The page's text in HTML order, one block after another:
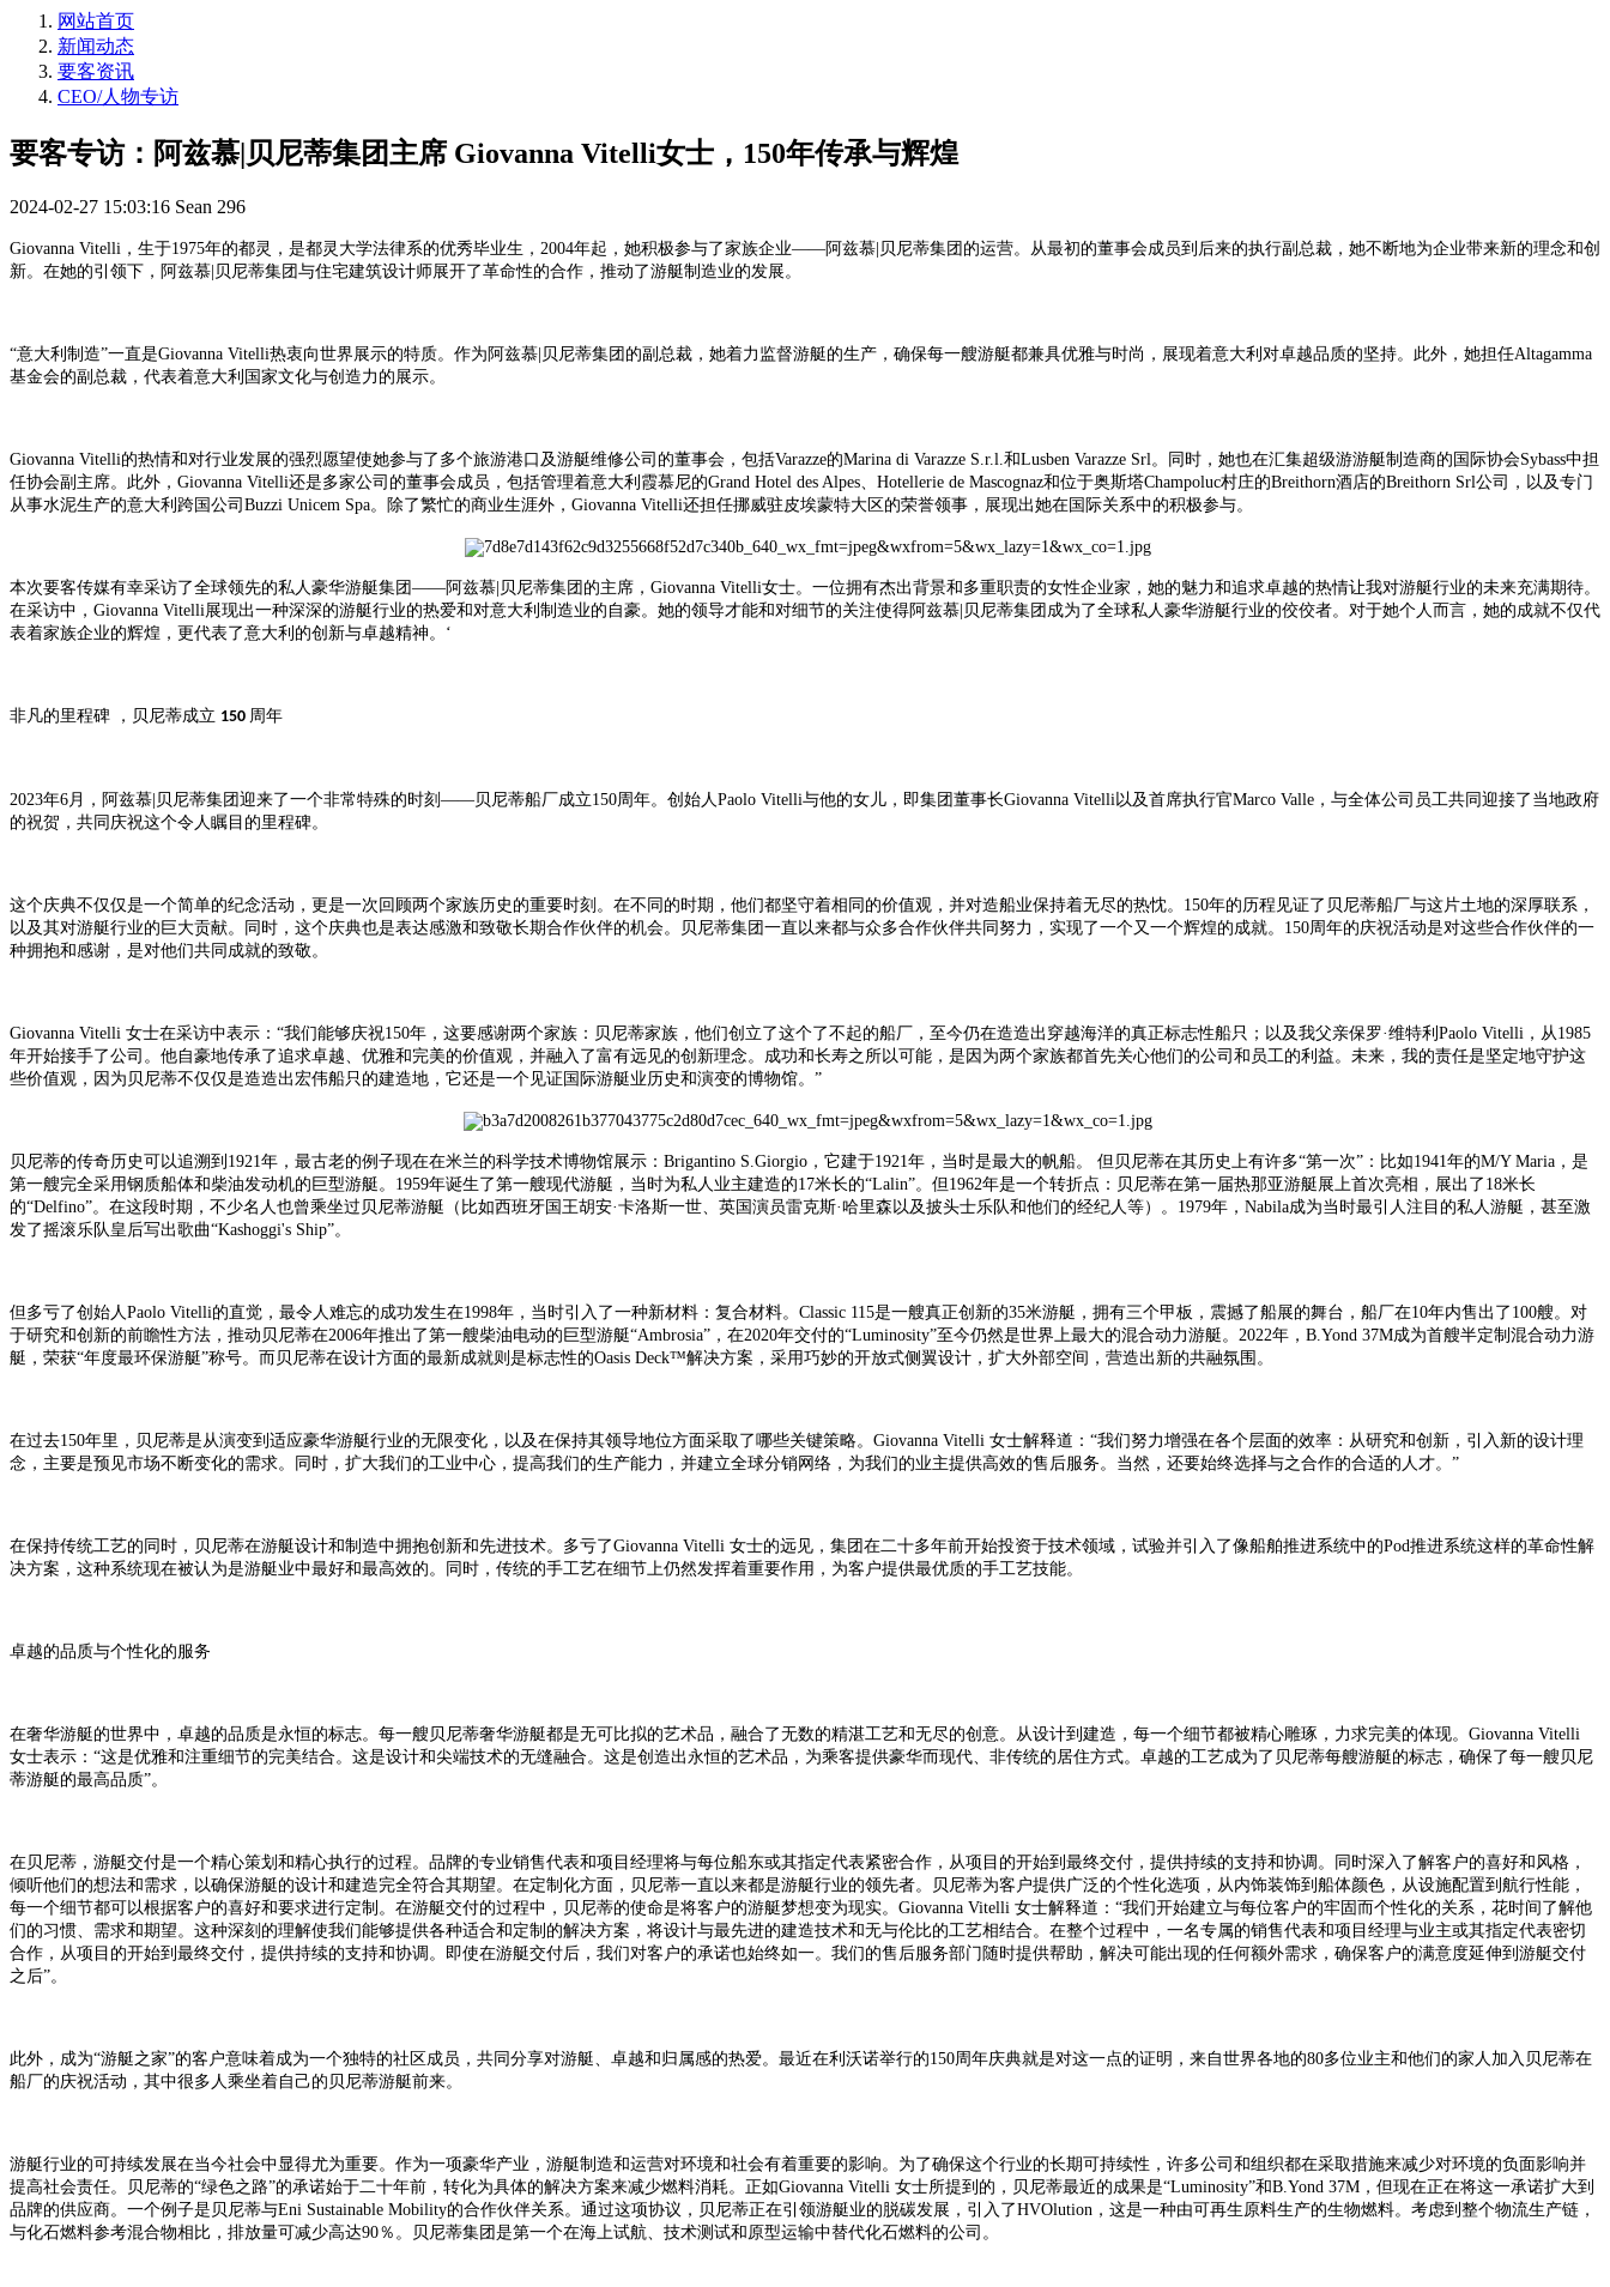
网站首页
新闻动态
要客资讯
CEO/人物专访
要客专访：阿兹慕|贝尼蒂集团主席 Giovanna Vitelli女士，150年传承与辉煌
2024-02-27 15:03:16 Sean 296
Giovanna Vitelli，生于1975年的都灵，是都灵大学法律系的优秀毕业生，2004年起，她积极参与了家族企业——阿兹慕|贝尼蒂集团的运营。从最初的董事会成员到后来的执行副总裁，她不断地为企业带来新的理念和创
新。在她的引领下，阿兹慕|贝尼蒂集团与住宅建筑设计师展开了革命性的合作，推动了游艇制造业的发展。
“意大利制造”一直是Giovanna Vitelli热衷向世界展示的特质。作为阿兹慕|贝尼蒂集团的副总裁，她着力监督游艇的生产，确保每一艘游艇都兼具优雅与时尚，展现着意大利对卓越品质的坚持。此外，她担任Altagamma
基金会的副总裁，代表着意大利国家文化与创造力的展示。
Giovanna Vitelli的热情和对行业发展的强烈愿望使她参与了多个旅游港口及游艇维修公司的董事会，包括Varazze的Marina di Varazze S.r.l.和Lusben Varazze Srl。同时，她也在汇集超级游游艇制造商的国际协会Sybass中担
任协会副主席。此外，Giovanna Vitelli还是多家公司的董事会成员，包括管理着意大利霞慕尼的Grand Hotel des Alpes、Hotellerie de Mascognaz和位于奥斯塔Champoluc村庄的Breithorn酒店的Breithorn Srl公司，以及专门
从事水泥生产的意大利跨国公司Buzzi Unicem Spa。除了繁忙的商业生涯外，Giovanna Vitelli还担任挪威驻皮埃蒙特大区的荣誉领事，展现出她在国际关系中的积极参与。
本次要客传媒有幸采访了全球领先的私人豪华游艇集团——阿兹慕|贝尼蒂集团的主席，Giovanna Vitelli女士。一位拥有杰出背景和多重职责的女性企业家，她的魅力和追求卓越的热情让我对游艇行业的未来充满期待。
在采访中，Giovanna Vitelli展现出一种深深的游艇行业的热爱和对意大利制造业的自豪。她的领导才能和对细节的关注使得阿兹慕|贝尼蒂集团成为了全球私人豪华游艇行业的佼佼者。对于她个人而言，她的成就不仅代
表着家族企业的辉煌，更代表了意大利的创新与卓越精神。 ‘
非凡的里程碑 ， 贝尼蒂成立 150 周年
2023年6 月 ，阿兹慕|贝尼蒂集团迎来了一个非常特殊的时刻——贝尼蒂船厂成立150周年。创始人Paolo Vitelli与他的女儿 ， 即集团董事长Giovanna Vitelli以及首席执行官Marco Valle，与全体公司员工共同迎接了当地政府
的祝贺，共同庆祝这个令人瞩目的里程碑。
这个庆典不仅仅是一个简单的纪念活动，更是一次回顾两个家族历史的重要时刻。在不同的时期，他们都坚守着相同的价值观，并对造船业保持着无尽的热忱。 150年的历程见证了贝尼蒂船厂与这片土地的深厚联系，
以及其对游艇行业的巨大贡献。同时，这个庆典也是表达感激和致敬长期合作伙伴的机会。贝尼蒂集团一直以来都与众多合作伙伴共同努力，实现了一个又一个辉煌的成就。150周年的庆祝活动是对这些合作伙伴的一
种拥抱和感谢，是对他们共同成就的致敬。
Giovanna Vitelli 女士在采访中表示： “我们能够庆祝150年，这要感谢两个家族：贝尼蒂家族，他们创立了这个了不起的船厂，至今仍在造造出穿越海洋的真正标志性船只；以及我父亲保罗·维特利 Paolo Vitelli ，从 1985
年开始接手了公司。他自豪地传承了追求卓越、优雅和完美的价值观，并融入了富有远见的创新理念。成功和长寿之所以可能，是因为两个家族都首先关心他们的公司和员工的利益。未来，我的责任是坚定地守护这
些价值观，因为贝尼蒂不仅仅是造造出宏伟船只的建造地，它还是一个见证国际游艇业历史和演变的博物馆。”
贝尼蒂的传奇历史可以追溯到 1921年，最古老的例子现在在米兰的科学技术博物馆展示：Brigantino S.Giorgio，它建于1921年，当时是最大的帆船。 但贝尼蒂在其历史上有许多“第一次”：比如1941年的M/Y Maria，是
第一艘完全采用钢质船体和柴油发动机的巨型游艇。1959年诞生了第一艘现代游艇，当时为私人业主建造的17米长的“Lalin”。但1962年是一个转折点：贝尼蒂在第一届热那亚游艇展上首次亮相，展出了18米长
的“Delfino”。在这段时期，不少名人也曾乘坐过贝尼蒂游艇（比如西班牙国王胡安·卡洛斯一世、英国演员雷克斯·哈里森以及披头士乐队和他们的经纪人等）。1979年，Nabila成为当时最引人注目的私人游艇，甚至激
发了摇滚乐队皇后写出歌曲“Kashoggi's Ship”。
但多亏了创始人 Paolo Vitelli的直觉，最令人难忘的成功发生在1998年，当时引入了一种新材料：复合材料。Classic 115是一艘真正创新的35米游艇，拥有三个甲板，震撼了船展的舞台，船厂在10年内售出了100艘。对
于研究和创新的前瞻性方法，推动贝尼蒂在2006年推出了第一艘柴油电动的巨型游艇“Ambrosia”，在2020年交付的“Luminosity”至今仍然是世界上最大的混合动力游艇。2022年，B.Yond 37M成为首艘半定制混合动力游
艇，荣获“年度最环保游艇”称号。而贝尼蒂在设计方面的最新成就则是标志性的Oasis Deck™解决方案，采用巧妙的开放式侧翼设计，扩大外部空间，营造出新的共融氛围。
在过去150年里，贝尼蒂是 从演变到 适应豪华游艇行业的无限变化，以及在保持其领导地位方面采取了哪些关键策略。 Giovanna Vitelli 女士解释道： “我们努力增强在各个层面的效率：从研究和创新，引入新的设计理
念，主要是预见市场不断变化的需求。同时，扩大我们的工业中心，提高我们的生产能力，并建立全球分销网络，为我们的业主提供高效的售后服务。当然，还要始终选择与之合作的合适的人才。”
在保持传统工艺的同时，贝尼蒂在游艇设计和制造中拥抱创新和先进技术。 多亏了Giovanna Vitelli 女士的远见，集团在二十多年前开始投资于技术领域，试验并引入了像船舶推进系统中的Pod推进系统这样的革命性解
决方案，这种系统现在被认为是游艇业中最好和最高效的。同时，传统的手工艺在细节上仍然发挥着重要作用，为客户提供最优质的手工艺技能。
卓越的品质与个性化的服务
在奢华游艇的世界中，卓越的品质是永恒的标志。每一艘贝尼蒂奢华游艇都是无可比拟的艺术品，融合了无数的精湛工艺和无尽的创意。从设计到建造，每一个细节都被精心雕琢，力求完美的体现。 Giovanna Vitelli
女士表示： “这是优雅和注重细节的完美结合。这是设计和尖端技术的无缝融合。这是创造出永恒的艺术品，为乘客提供豪华而现代、非传统的居住方式。卓越的工艺成为了贝尼蒂每艘游艇的标志，确保了每一艘贝尼
蒂游艇的最高品质”。
在贝尼蒂，游艇交付是一个精心策划和精心执行的过程。 品牌的专业销售代表和项目经理将与每位船东或其指定代表紧密合作，从项目的开始到最终交付，提供持续的支持和协调。 同时深入了解客户的喜好和风格，
倾听他们的想法和需求，以确保游艇的设计和建造完全符合其期望 。 在定制化方面，贝尼蒂一直以来都是游艇行业的领先者。贝尼蒂为客户提供广泛的个性化选项，从内饰装饰到船体颜色，从设施配置到航行性能，
每一个细节都可以根据客户的喜好和要求进行定制。 在游艇交付的过程中， 贝尼蒂的使命是将客户的游艇梦想变为现实。 Giovanna Vitelli 女士解释道： “我们开始建立与每位客户的牢固而个性化的关系，花时间了解他
们的习惯、需求和期望。这种深刻的理解使我们能够提供各种适合和定制的解决方案，将设计与最先进的建造技术和无与伦比的工艺相结合。在整个过程中，一名专属的销售代表和项目经理与业主或其指定代表密切
合作，从项目的开始到最终交付，提供持续的支持和协调。即使在游艇交付后，我们对客户的承诺也始终如一。我们的售后服务部门随时提供帮助，解决可能出现的任何额外需求，确保客户的满意度延伸到游艇交付
之后”。
此外，成为“游艇之家”的客户意味着成为一个独特的社区成员，共同分享对游艇、卓越和归属感的热爱。最近在利沃诺举行的150周年庆典就是对这一点的证明，来自世界各地的80多位业主和他们的家人加入贝尼蒂在
船厂的庆祝活动，其中很多人乘坐着自己的贝尼蒂游艇前来。
游艇行业的可持续发展在当今社会中显得尤为重要。作为一项豪华产业，游艇制造和运营对环境和社会有着重要的影响。为了确保这个行业的长期可持续性，许多公司和组织都在采取措施来减少对环境的负面影响并
提高社会责任。贝尼蒂的“绿色之路”的承诺始于二十年前，转化为具体的解决方案来减少燃料消耗。正如Giovanna Vitelli 女士所提到的，贝尼蒂最近的成果是“Luminosity”和B.Yond 37M，但现在正在将这一承诺扩大到
品牌的供应商。一个例子是贝尼蒂与Eni Sustainable Mobility的合作伙伴关系。通过这项协议，贝尼蒂正在引领游艇业的脱碳发展，引入了HVOlution，这是一种由可再生原料生产的生物燃料。考虑到整个物流生产链，
与化石燃料参考混合物相比，排放量可减少高达90％。贝尼蒂集团是第一个在海上试航、技术测试和原型运输中替代化石燃料的公司。